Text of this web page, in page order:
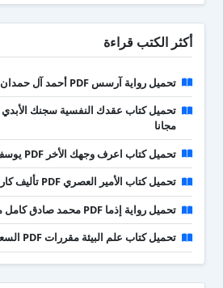
أكثر الكتب قراءة
تحميل رواية آرسس PDF أحمد آل حمدان
مجانا
تحميل كتاب اعرف وجهك الأخر PDF يوسف الحسني
تحميل كتاب الأمير العصري PDF تأليف كارنز لورد كامل مجانا
تحميل رواية إذما PDF محمد صادق كامل مجانا
تحميل كتاب علم البيئة مقررات PDF السعودية 1443